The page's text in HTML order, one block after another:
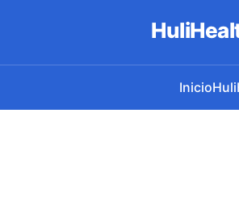
Inicio